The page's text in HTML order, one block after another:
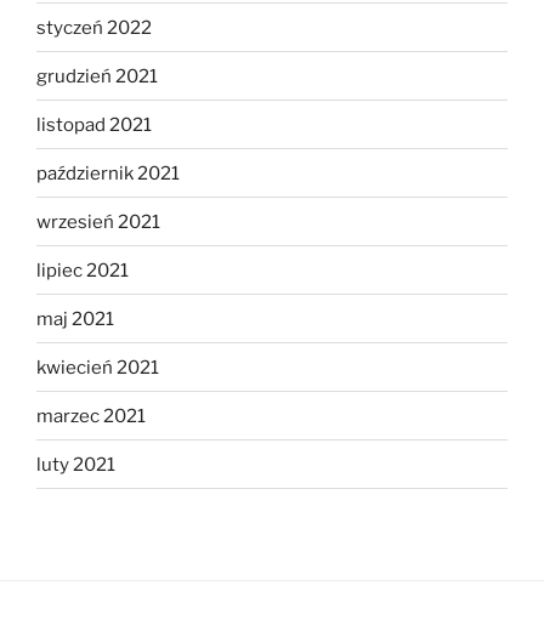
styczeń 2022
grudzień 2021
listopad 2021
październik 2021
wrzesień 2021
lipiec 2021
maj 2021
kwiecień 2021
marzec 2021
luty 2021